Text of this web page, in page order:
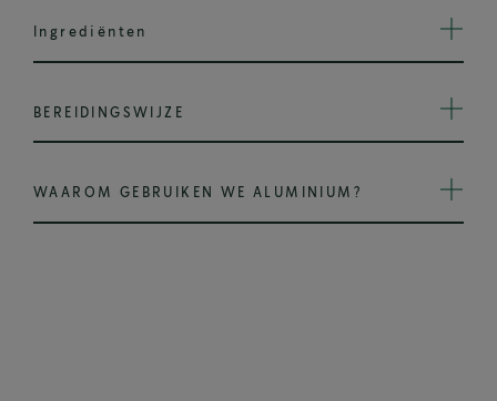
Ingrediënten
BEREIDINGSWIJZE
WAAROM GEBRUIKEN WE ALUMINIUM?